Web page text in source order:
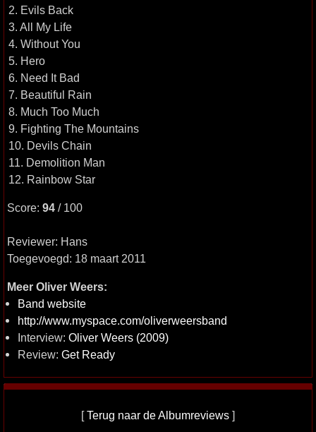
2. Evils Back
3. All My Life
4. Without You
5. Hero
6. Need It Bad
7. Beautiful Rain
8. Much Too Much
9. Fighting The Mountains
10. Devils Chain
11. Demolition Man
12. Rainbow Star
Score: 94 / 100
Reviewer: Hans
Toegevoegd: 18 maart 2011
Meer Oliver Weers:
Band website
http://www.myspace.com/oliverweersband
Interview: Oliver Weers (2009)
Review: Get Ready
[Terug naar de Albumreviews ]